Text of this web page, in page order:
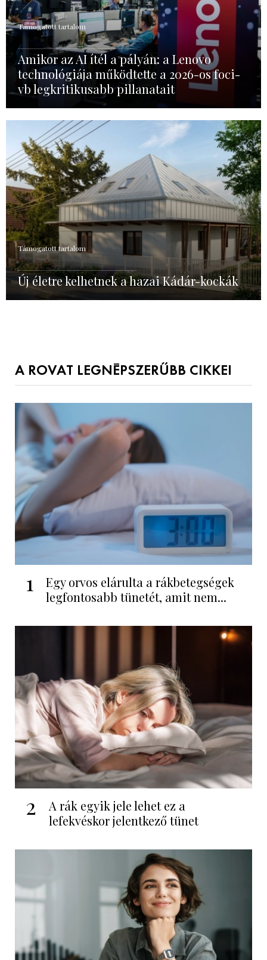
Támogatott tartalom
Amikor az AI ítél a pályán: a Lenovo
technológiája működtette a 2026-os foci-
vb legkritikusabb pillanatait
Támogatott tartalom
Új életre kelhetnek a hazai Kádár-kockák
A ROVAT LEGNÉPSZERŰBB CIKKEI
1
Egy orvos elárulta a rákbetegségek
legfontosabb tünetét, amit nem...
2
A rák egyik jele lehet ez a
lefekvéskor jelentkező tünet